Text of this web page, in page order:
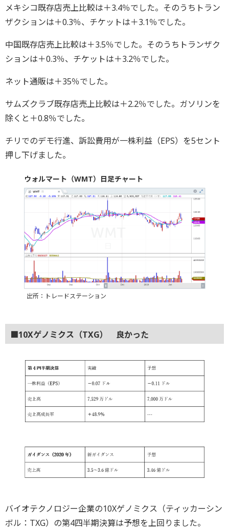
メキシコ既存店売上比較は＋3.4％でした。そのうちトラン
ザクションは＋0.3％、チケットは＋3.1％でした。
中国既存店売上比較は＋3.5％でした。そのうちトランザク
ションは＋0.3％、チケットは＋3.2％でした。
ネット通販は＋35％でした。
サムズクラブ既存店売上比較は＋2.2％でした。ガソリンを
除くと＋0.8％でした。
チリでのデモ行進、訴訟費用が一株利益（EPS）を5セント
押し下げました。
ウォルマート（WMT）日足チャート
出所：トレードステーション
■10Xゲノミクス（TXG） 良かった
バイオテクノロジー企業の10Xゲノミクス（ティッカーシン
ボル：TXG）の第4四半期決算は予想を上回りました。